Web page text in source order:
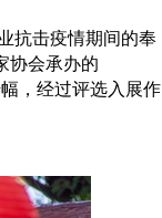
抗击疫情期间的奉
协会承办的
，经过评选入展作